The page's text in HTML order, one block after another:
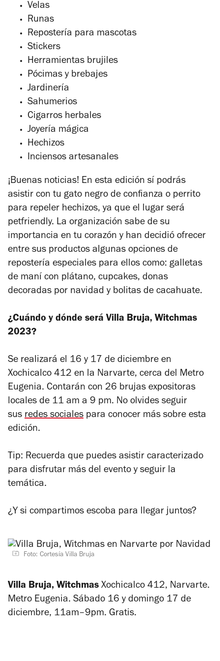
Velas
Runas
Repostería para mascotas
Stickers
Herramientas brujiles
Pócimas y brebajes
Jardinería
Sahumerios
Cigarros herbales
Joyería mágica
Hechizos
Inciensos artesanales
¡Buenas noticias! En esta edición sí podrás
asistir con tu gato negro de confianza o perrito
para repeler hechizos, ya que el lugar será
petfriendly. La organización sabe de su
importancia en tu corazón y han decidió ofrecer
entre sus productos algunas opciones de
repostería especiales para ellos como: galletas
de maní con plátano, cupcakes, donas
decoradas por navidad y bolitas de cacahuate.
¿Cuándo y dónde será Villa Bruja, Witchmas
2023?
Se realizará el 16 y 17 de diciembre en
Xochicalco 412 en la Narvarte, cerca del Metro
Eugenia. Contarán con 26 brujas expositoras
locales de 11 am a 9 pm. No olvides seguir
sus redes sociales para conocer más sobre esta
edición.
Tip: Recuerda que puedes asistir caracterizado
para disfrutar más del evento y seguir la
temática.
¿Y si compartimos escoba para llegar juntos?
Foto: Cortesía Villa Bruja
Villa Bruja, Witchmas Xochicalco 412, Narvarte.
Metro Eugenia. Sábado 16 y domingo 17 de
diciembre, 11am–9pm. Gratis.